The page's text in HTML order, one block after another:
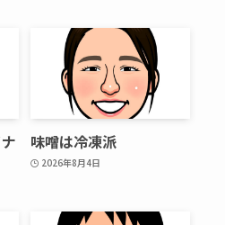
味噌は冷凍派
2026年8月4日